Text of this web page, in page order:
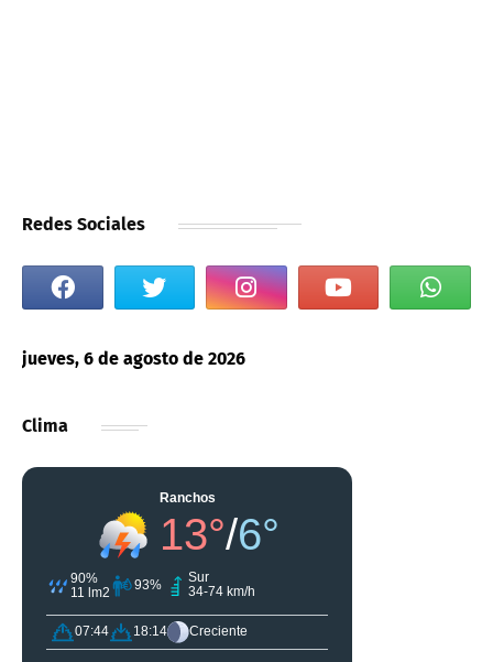
Redes Sociales
jueves, 6 de agosto de 2026
Clima